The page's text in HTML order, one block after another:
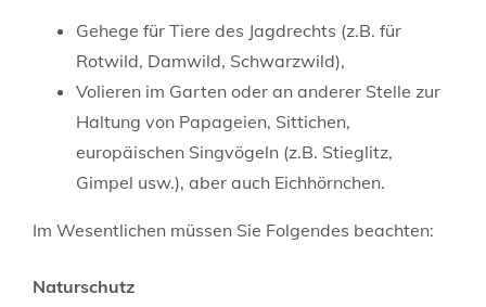
Gehege für Tiere des Jagdrechts (z.B. für
Rotwild, Damwild, Schwarzwild),
Volieren im Garten oder an anderer Stelle zur
Haltung von Papageien, Sittichen,
europäischen Singvögeln (z.B. Stieglitz,
Gimpel usw.), aber auch Eichhörnchen.
Im Wesentlichen müssen Sie Folgendes beachten:
Naturschutz